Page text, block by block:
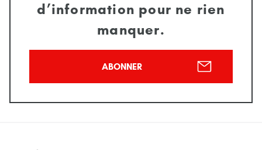
d’information pour ne rien
manquer.
ABONNER